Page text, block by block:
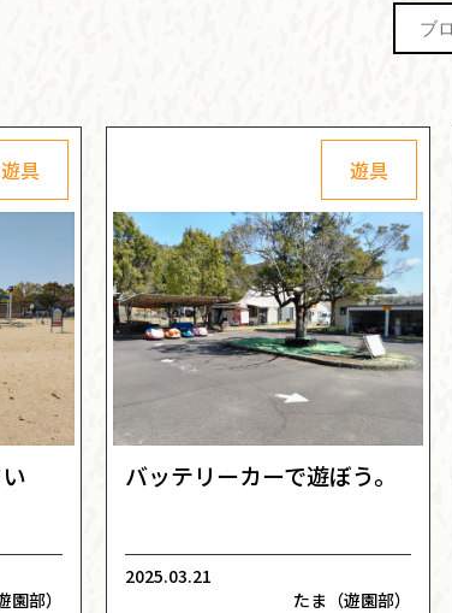
遊具
園部）
遊具
バッテリーカーで遊ぼう。
2025.03.21
たま（遊園部）